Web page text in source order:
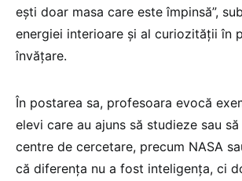
ești doar masa care este împinsă”,
energiei interioare și al curiozității în
învățare.
În postarea sa, profesoara evocă
elevi care au ajuns să studieze sau
centre de cercetare, precum NASA
că diferența nu a fost inteligența, ci